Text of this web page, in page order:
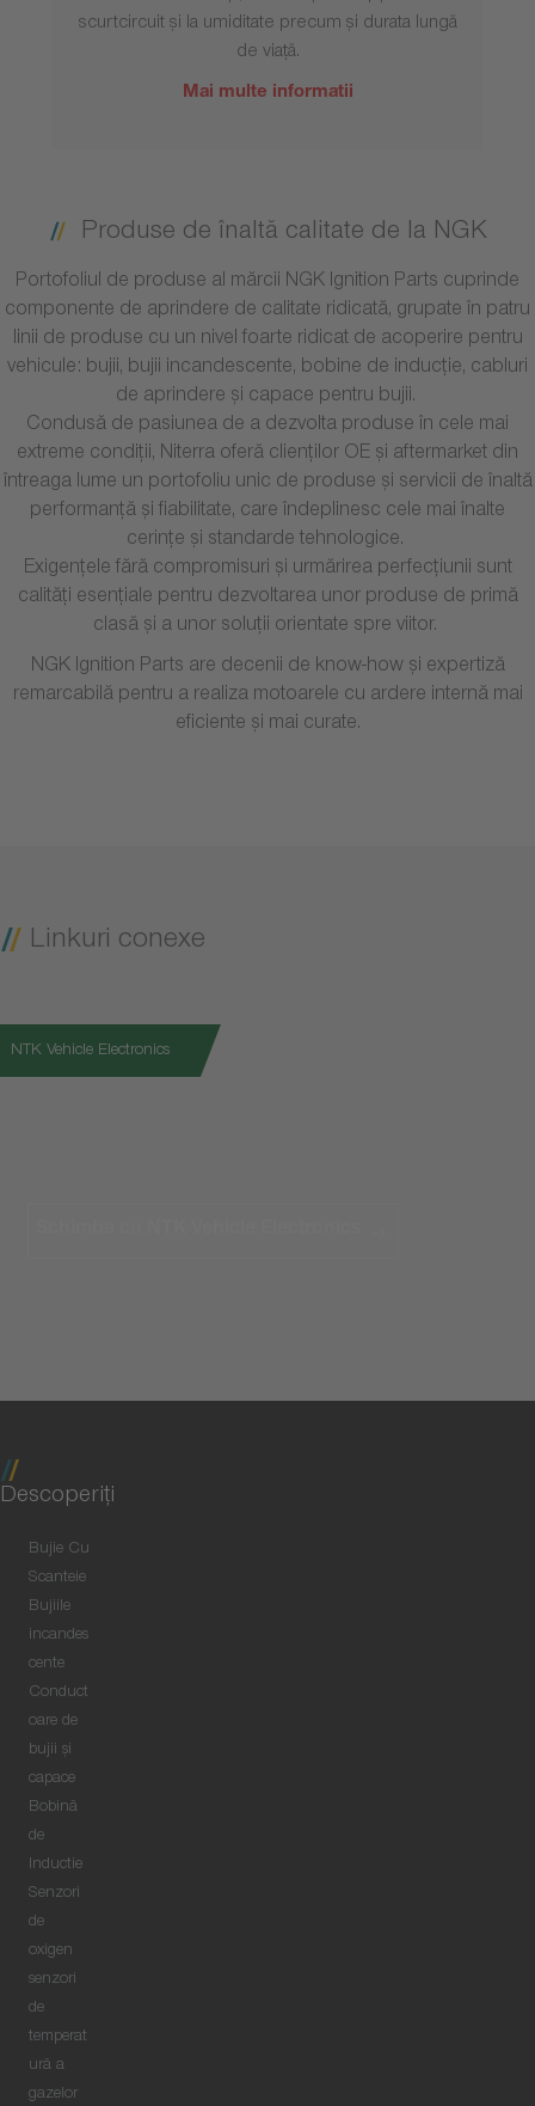
scurtcircuit și la umiditate precum și durata lungă
de viață.
Mai multe informatii
Produse de înaltă calitate de la NGK
Portofoliul de produse al mărcii NGK Ignition Parts cuprinde
componente de aprindere de calitate ridicată, grupate în patru
linii de produse cu un nivel foarte ridicat de acoperire pentru
vehicule: bujii, bujii incandescente, bobine de inducție, cabluri
de aprindere și capace pentru bujii.
Condusă de pasiunea de a dezvolta produse în cele mai
extreme condiții, Niterra oferă clienților OE și aftermarket din
întreaga lume un portofoliu unic de produse și servicii de înaltă
performanță și fiabilitate, care îndeplinesc cele mai înalte
cerințe și standarde tehnologice.
Exigențele fără compromisuri și urmărirea perfecțiunii sunt
calități esențiale pentru dezvoltarea unor produse de primă
clasă și a unor soluții orientate spre viitor.
NGK Ignition Parts are decenii de know-how și expertiză
remarcabilă pentru a realiza motoarele cu ardere internă mai
eficiente și mai curate.
Linkuri conexe
NTK Vehicle Electronics
Descoperiţi
Bujie Cu
Scanteie
Bujiile
incandes
cente
Conduct
oare de
bujii şi
capace
Bobină
de
Inductie
Senzori
de
oxigen
senzori
de
temperat
ură a
gazelor